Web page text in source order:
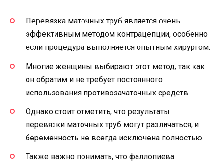
Перевязка маточных труб является очень
эффективным методом контрацепции, особенно
если процедура выполняется опытным хирургом.
Многие женщины выбирают этот метод, так как
он обратим и не требует постоянного
использования противозачаточных средств.
Однако стоит отметить, что результаты
перевязки маточных труб могут различаться, и
беременность не всегда исключена полностью.
Также важно понимать, что фаллопиева